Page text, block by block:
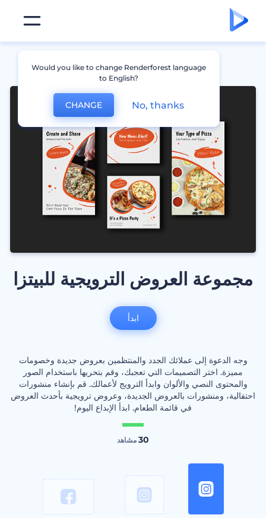
مجموعة العروض الترويجية للبيتزا
وجه الدعوة إلى عملائك الجدد والمنتظمين بعروض جديدة وخصومات
مميزة. اختر التصميمات التي تعجبك، وقم بتحريها باستخدام الصور
والمحتوى النصي والألوان وابدأ الترويج لأعمالك. قم بإنشاء منشورات
احتفالية، ومنشورات بالعروض الجديدة، وعروض ترويجية بأحدث العروض
في قائمة الطعام. ابدأ الإبداع اليوم!
30 مشاهد
ابدأ
Would you like to change Renderforest language
to English?
CHANGE No, thanks